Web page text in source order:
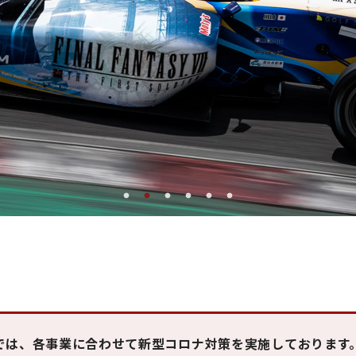
は、各事業に合わせて新型コロナ対策を実施しております